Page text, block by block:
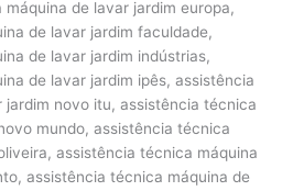
de lavar jardim europa,
de lavar jardim faculdade,
de lavar jardim indústrias,
de lavar jardim ipês, assistência
novo itu, assistência técnica
mundo, assistência técnica
assistência técnica máquina
assistência técnica máquina de